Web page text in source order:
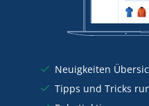
Neuigkeiten
Tipps und Tricks